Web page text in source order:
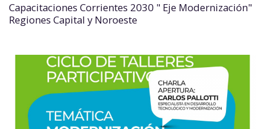
Capacitaciones Corrientes 2030 " Eje Modernización"
Regiones Capital y Noroeste